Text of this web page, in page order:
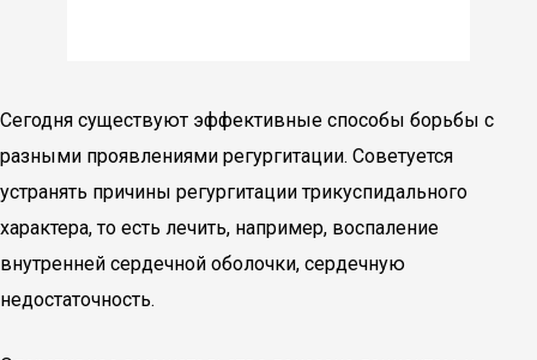
Сегодня существуют эффективные способы борьбы с
разными проявлениями регургитации. Советуется
устранять причины регургитации трикуспидального
характера, то есть лечить, например, воспаление
внутренней сердечной оболочки, сердечную
недостаточность.